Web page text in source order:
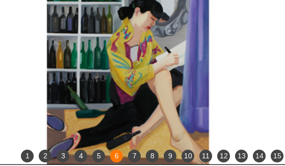
1 2 3 4 5 6 7 8 9 10 11 12 13 14 15